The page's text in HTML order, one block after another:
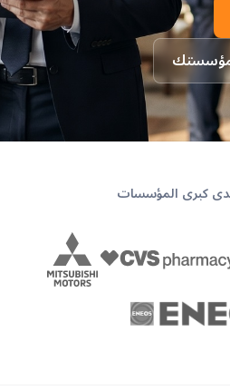
كبرى المؤسسات